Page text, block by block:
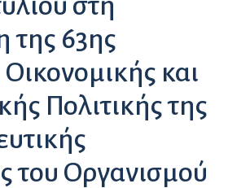
της 63ης
και
Πολιτικής της
του Οργανισμού